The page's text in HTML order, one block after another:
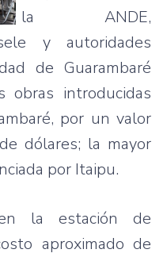
la ANDE,
y autoridades
deGuarambaré
obras introducidas
, por un valor
dedólares; la mayor
por Itaipu.
la estación de
aproximado de